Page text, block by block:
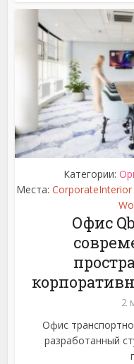
Категории:
Места: CorporateInterior
Офис
2
Офис
разработанный